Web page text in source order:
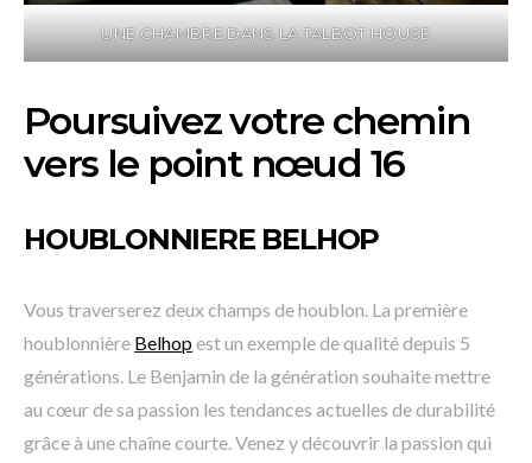
UNE CHAMBRE DANS LA TALBOT HOUSE
Poursuivez votre chemin
vers le point nœud 16
HOUBLONNIERE BELHOP
Vous traverserez deux champs de houblon. La première
houblonnière Belhopest un exemple de qualité depuis 5
générations. Le Benjamin de la génération souhaite mettre
au cœur de sa passion les tendances actuelles de durabilité
grâce à une chaîne courte. Venez y découvrir la passion qui